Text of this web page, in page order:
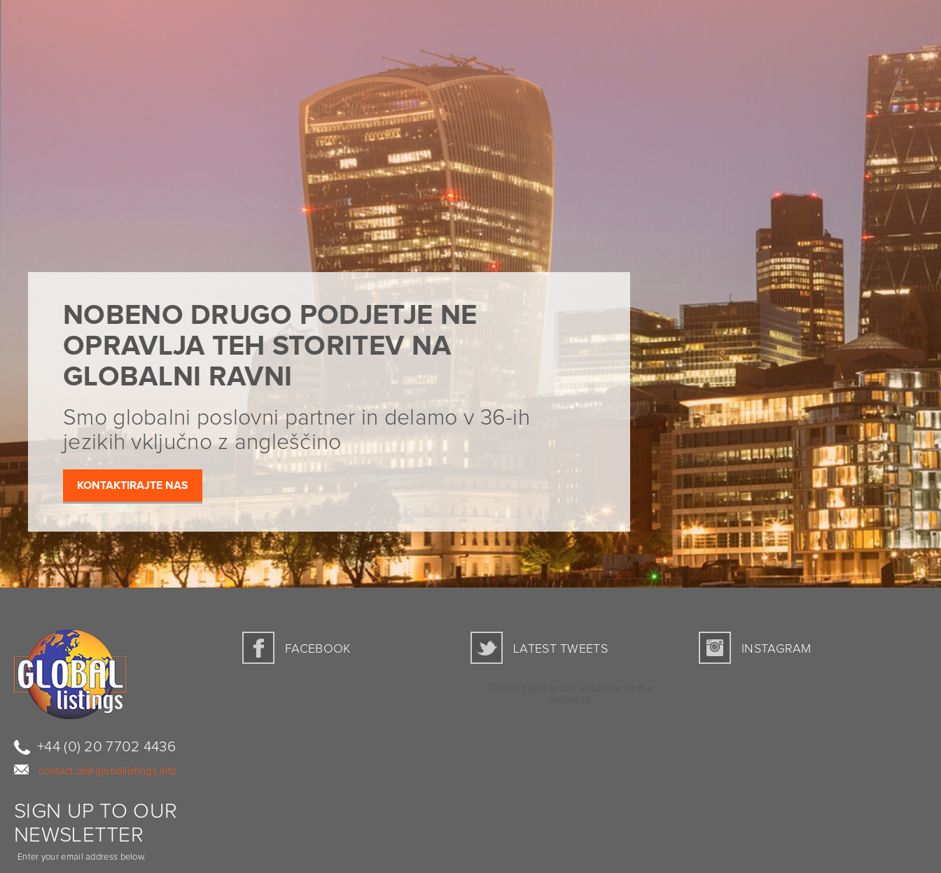
NOBENO DRUGO PODJETJE NE
OPRAVLJA TEH STORITEV NA
GLOBALNI RAVNI
Smo globalni poslovni partner in delamo v 36-ih
jezikih vključno z angleščino
KONTAKTIRAJTE NAS
+44 (0) 20 7702 4436
contact.us@globallistings.info
SIGN UP TO OUR
NEWSLETTER
Enter your email address below.
FACEBOOK LATEST TWEETS INSTAGRAM